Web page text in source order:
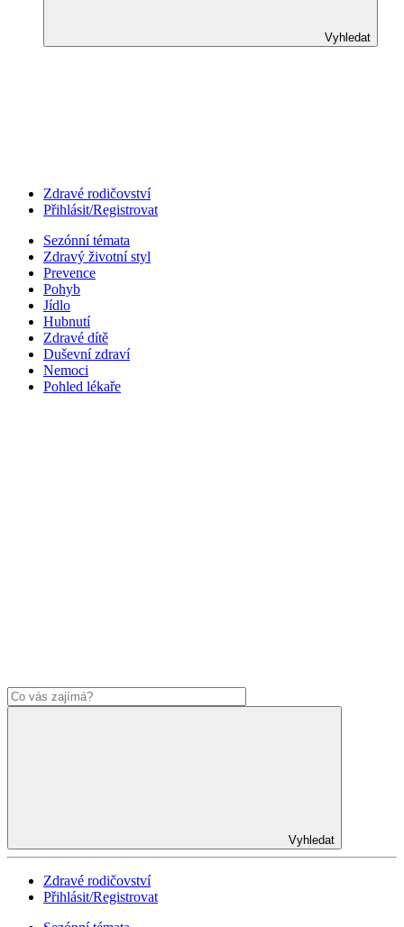
Vyhledat
Zdravé rodičovství
Přihlásit/Registrovat
Sezónní témata
Zdravý životní styl
Prevence
Pohyb
Jídlo
Hubnutí
Zdravé dítě
Duševní zdraví
Nemoci
Pohled lékaře
Vyhledat
Zdravé rodičovství
Přihlásit/Registrovat